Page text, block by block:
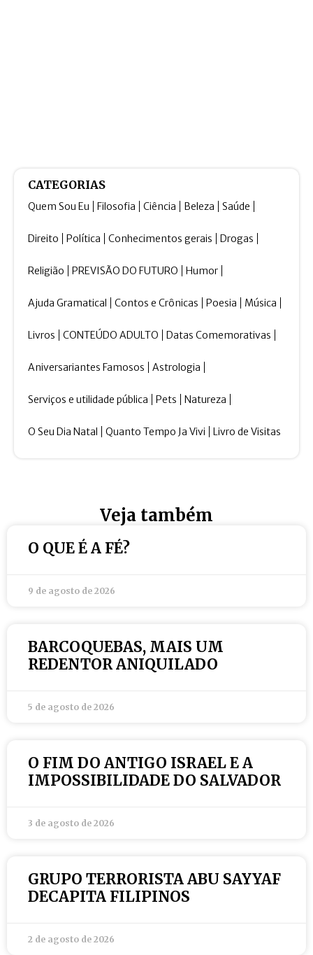
CATEGORIAS
Quem Sou Eu Filosofia Ciência Beleza Saúde
Direito Política Conhecimentos gerais Drogas
Religião PREVISÃO DO FUTURO Humor
Ajuda Gramatical Contos e Crônicas Poesia Música
Livros CONTEÚDO ADULTO Datas Comemorativas
Aniversariantes Famosos Astrologia
Serviços e utilidade pública Pets Natureza
O Seu Dia Natal Quanto Tempo Ja Vivi Livro de Visitas
Veja também
O QUE É A FÉ?
9 de agosto de 2026
BARCOQUEBAS, MAIS UM
REDENTOR ANIQUILADO
5 de agosto de 2026
O FIM DO ANTIGO ISRAEL E A
IMPOSSIBILIDADE DO SALVADOR
3 de agosto de 2026
GRUPO TERRORISTA ABU SAYYAF
DECAPITA FILIPINOS
2 de agosto de 2026